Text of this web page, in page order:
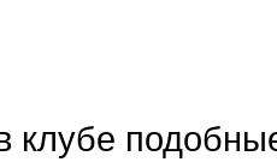
клубе